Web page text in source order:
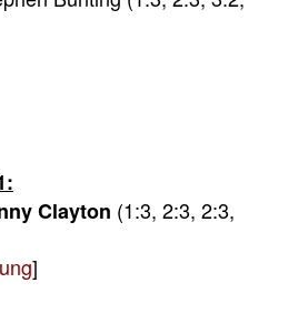
Clayton (1:3, 2:3, 2:3,
]